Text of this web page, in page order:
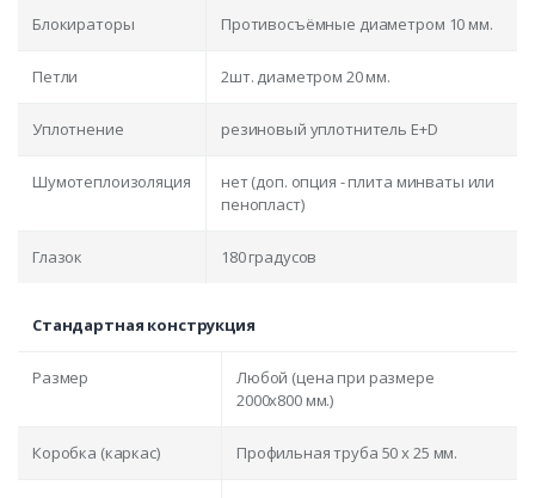
Блокираторы Противосъёмные диаметром 10 мм.
Петли 2шт. диаметром 20 мм.
Уплотнение резиновый уплотнитель E+D
Шумотеплоизоляция
нет (доп. опция - плита минваты или
пенопласт)
Глазок 180 градусов
Стандартная конструкция
Размер
Любой (цена при размере
2000x800 мм.)
Коробка (каркас) Профильная труба 50 х 25 мм.